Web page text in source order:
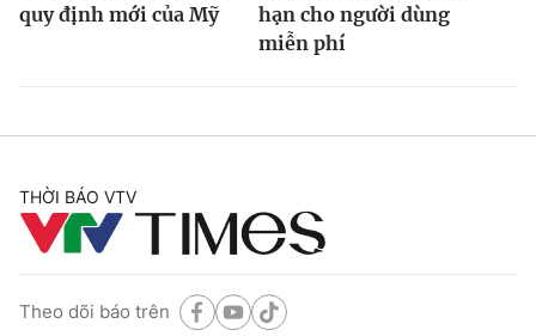
quy định mới của Mỹ
hạn cho người dùng
miễn phí
THỜI BÁO VTV
Theo dõi báo trên